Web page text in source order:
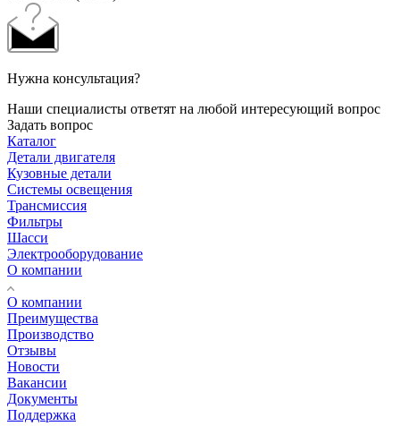
Нужна консультация?
Наши специалисты ответят на любой интересующий вопрос
Задать вопрос
Каталог
Детали двигателя
Кузовные детали
Системы освещения
Трансмиссия
Фильтры
Шасси
Электрооборудование
О компании
О компании
Преимущества
Производство
Отзывы
Новости
Вакансии
Документы
Поддержка